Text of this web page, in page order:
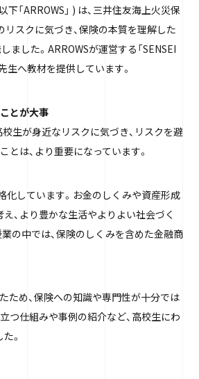
「ARROWS」 ) は、三井住友海上火災保
リスクに気づき、保険の本質を理解した
した。ARROWSが運営する「SENSEI
生へ教材を提供しています。
とが大事
生が身近なリスクに気づき、リスクを避
は、より重要になっています。
化しています。お金のしくみや資産形成
、より豊かな生活やよりよい社会づく
の中では、保険のしくみを含めた金融商
ため、保険への知識や専門性が十分では
つ仕組みや事例の紹介など、高校生にわ
。